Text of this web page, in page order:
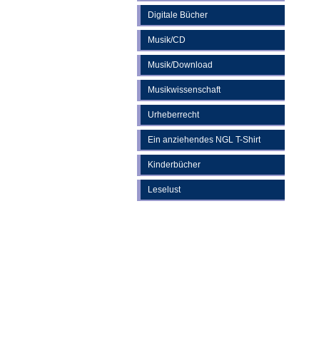
Digitale Bücher
Musik/CD
Musik/Download
Musikwissenschaft
Urheberrecht
Ein anziehendes NGL T-Shirt
Kinderbücher
Leselust